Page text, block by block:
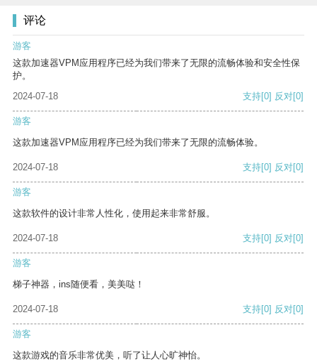
评论
游客
这款加速器VPM应用程序已经为我们带来了无限的流畅体验和安全性保
护。
2024-07-18
支持[0] 反对[0]
游客
这款加速器VPM应用程序已经为我们带来了无限的流畅体验。
2024-07-18 支持[0] 反对[0]
游客
这款软件的设计非常人性化，使用起来非常舒服。
2024-07-18 支持[0] 反对[0]
游客
梯子神器，ins随便看，美美哒！
2024-07-18 支持[0] 反对[0]
游客
这款游戏的音乐非常优美，听了让人心旷神怡。